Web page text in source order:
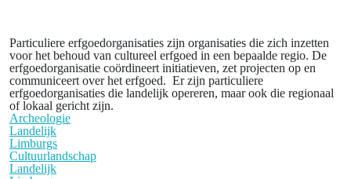
Particuliere erfgoedorganisaties zijn organisaties die zich inzetten
voor het behoud van cultureel erfgoed in een bepaalde regio. De
erfgoedorganisatie coördineert initiatieven, zet projecten op en
communiceert over het erfgoed. Er zijn particuliere
erfgoedorganisaties die landelijk opereren, maar ook die regionaal
of lokaal gericht zijn.
Archeologie
Landelijk
Limburgs
Cultuurlandschap
Landelijk